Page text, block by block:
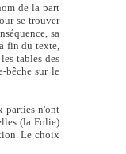
de la part
se trouver
sa
fin du texte,
tables des
bêche sur le
parties n'ont
(la Folie)
Le choix